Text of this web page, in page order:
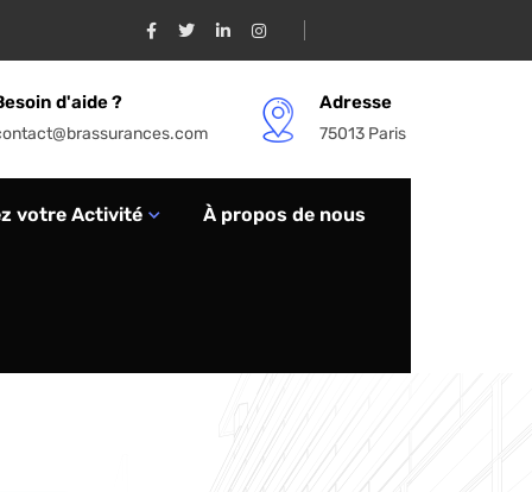
d'aide ? Adresse
75013 Paris
votre Activité À propos de nous